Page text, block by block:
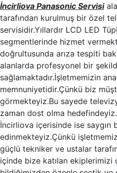
İncirliova Panasonic Servisi
tarafından kurulmuş bir özel
servisidir.Yıllardır LCD LED
segmentlerinde hizmet
doğrultusunda arıza tespiti
alanlarda profesyonel bir
sağlamaktadır.İşletmemizin
memnuniyetidir.Çünkü biz
görmekteyiz.Bu sayede
zaman dost olma
İncirliova içerisinde ise saygın
edinmekteyiz.Çünkü
güçlü tekniker ve ustalar
içinde bize katılan